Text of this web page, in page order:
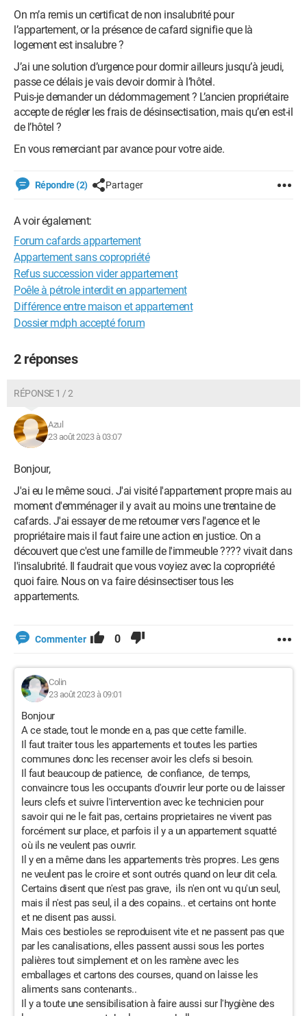
On m’a remis un certificat de non insalubrité pour
l’appartement, or la présence de cafard signifie que là
logement est insalubre ?
J’ai une solution d’urgence pour dormir ailleurs jusqu’à jeudi,
passe ce délais je vais devoir dormir à l’hôtel.
Puis-je demander un dédommagement ? L’ancien propriétaire
accepte de régler les frais de désinsectisation, mais qu’en est-il
de l’hôtel ?
En vous remerciant par avance pour votre aide.
Répondre (2) Partager
A voir également:
Forum cafards appartement
Appartement sans copropriété
Refus succession vider appartement
Poêle à pétrole interdit en appartement
Différence entre maison et appartement
Dossier mdph accepté forum
2 réponses
RÉPONSE 1 / 2
Azul
23 août 2023 à 03:07
Bonjour,
J'ai eu le même souci. J'ai visité l'appartement propre mais au
moment d'emménager il y avait au moins une trentaine de
cafards. J'ai essayer de me retourner vers l'agence et le
propriétaire mais il faut faire une action en justice. On a
découvert que c'est une famille de l'immeuble ???? vivait dans
l'insalubrité. Il faudrait que vous voyiez avec la copropriété
quoi faire. Nous on va faire désinsectiser tous les
appartements.
Commenter 0
Colin
23 août 2023 à 09:01
Bonjour
A ce stade, tout le monde en a, pas que cette famille.
Il faut traiter tous les appartements et toutes les parties
communes donc les recenser avoir les clefs si besoin.
Il faut beaucoup de patience, de confiance, de temps,
convaincre tous les occupants d'ouvrir leur porte ou de laisser
leurs clefs et suivre l'intervention avec ke technicien pour
savoir qui ne le fait pas, certains proprietaires ne vivent pas
forcément sur place, et parfois il y a un appartement squatté
où ils ne veulent pas ouvrir.
Il y en a même dans les appartements très propres. Les gens
ne veulent pas le croire et sont outrés quand on leur dit cela.
Certains disent que n'est pas grave, ils n'en ont vu qu'un seul,
mais il n'est pas seul, il a des copains.. et certains ont honte
et ne disent pas aussi.
Mais ces bestioles se reproduisent vite et ne passent pas que
par les canalisations, elles passent aussi sous les portes
palières tout simplement et on les ramène avec les
emballages et cartons des courses, quand on laisse les
aliments sans contenants..
Il y a toute une sensibilisation à faire aussi sur l'hygiène des